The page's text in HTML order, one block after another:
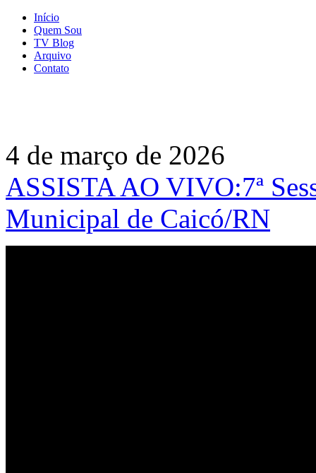
Início
Quem Sou
TV Blog
Arquivo
Contato
4 de março de 2026
ASSISTA AO VIVO:7ª
Municipal de Caicó/RN